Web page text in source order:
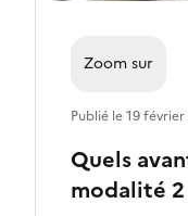
Quels
modalité 2
Zoom sur
Publié le 19